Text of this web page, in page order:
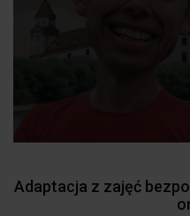
Adaptacja z zajęć